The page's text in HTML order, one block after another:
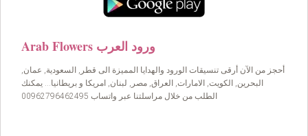
Arab Flowers ورود العرب
أحجز من الآن أرقى تنسيقات الورود والهدايا المميزة الى قطر, السعودية, عمان,
البحرين, الكويت, الامارات, العراق, مصر, لبنان, امريكا و بريطانيا… يمكنك
الطلب من خلال مراسلتنا عبر واتساب 00962796462495